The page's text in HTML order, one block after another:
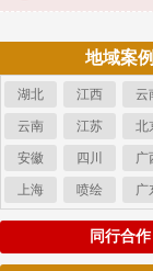
地域案例
湖北 江西 云
云南 江苏 北
安徽 四川 广
上海 喷绘 广
同行合作